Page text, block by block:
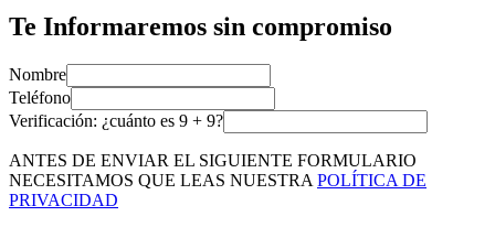
Te Informaremos sin compromiso
Nombre
Teléfono
Verificación: ¿cuánto es 9 + 9?
ANTES DE ENVIAR EL SIGUIENTE FORMULARIO
NECESITAMOS QUE LEAS NUESTRA POLÍTICA DE
PRIVACIDAD